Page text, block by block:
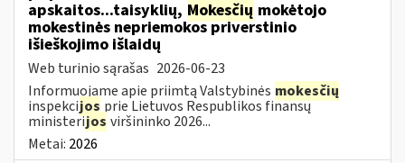
apskaitos...taisyklių, Mokesčių mokėtojo
mokestinės nepriemokos priverstinio
išieškojimo išlaidų
Web turinio sąrašas 2026-06-23
Informuojame apie priimtą Valstybinės mokesčių
inspekcijos prie Lietuvos Respublikos finansų
ministerijos viršininko 2026...
Metai: 2026